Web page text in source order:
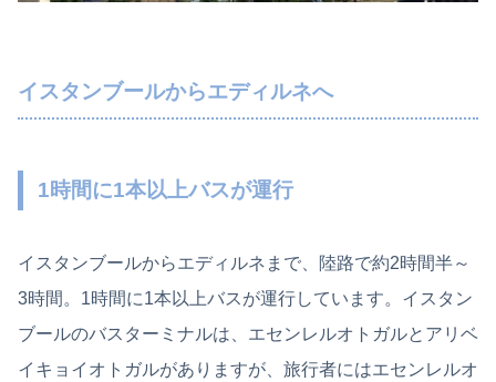
イスタンブールからエディルネへ
1時間に1本以上バスが運行
イスタンブールからエディルネまで、陸路で約2時間半～
3時間。1時間に1本以上バスが運行しています。イスタン
ブールのバスターミナルは、エセンレルオトガルとアリベ
イキョイオトガルがありますが、旅行者にはエセンレルオ